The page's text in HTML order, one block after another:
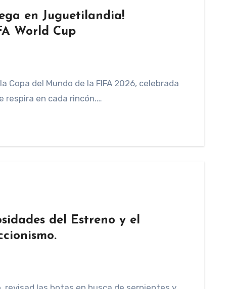
en Juguetilandia!
World Cup
Copa del Mundo de la FIFA 2026, celebrada
respira en cada rincón.…
del Estreno y el